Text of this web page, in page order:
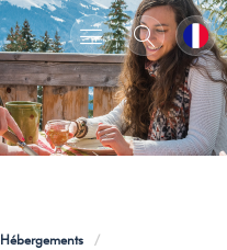
Hébergements
/